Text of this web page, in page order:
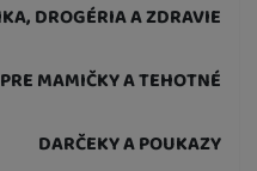
DROGÉRIA A ZDRAVIE
PRE MAMIČKY A TEHOTNÉ
DARČEKY A POUKAZY